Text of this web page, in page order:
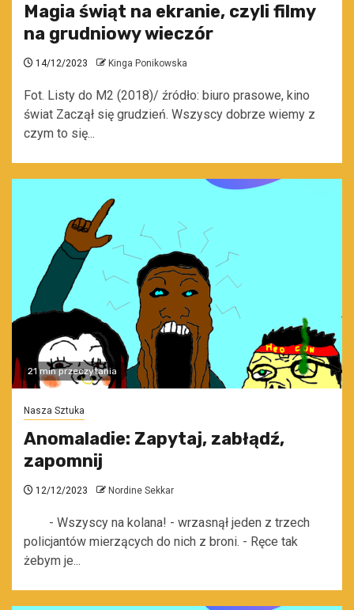
Magia świąt na ekranie, czyli filmy
na grudniowy wieczór
14/12/2023 Kinga Ponikowska
Fot. Listy do M2 (2018)/ źródło: biuro prasowe, kino
świat Zaczął się grudzień. Wszyscy dobrze wiemy z
czym to się...
21 min przeczytania
Nasza Sztuka
Anomaladie: Zapytaj, zabłądź,
zapomnij
12/12/2023 Nordine Sekkar
- Wszyscy na kolana! - wrzasnął jeden z trzech
policjantów mierzących do nich z broni. - Ręce tak
żebym je...